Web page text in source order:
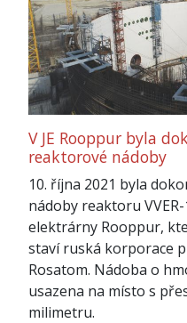
V JE Rooppur byla
reaktorové nádoby
10. října 2021 byla
nádoby reaktoru
elektrárny Rooppur,
staví ruská korporace
Rosatom. Nádoba o
usazena na místo s
milimetru.